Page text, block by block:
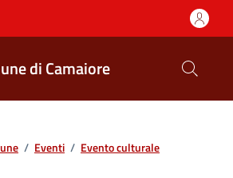
di Camaiore
/ Eventi / Evento culturale